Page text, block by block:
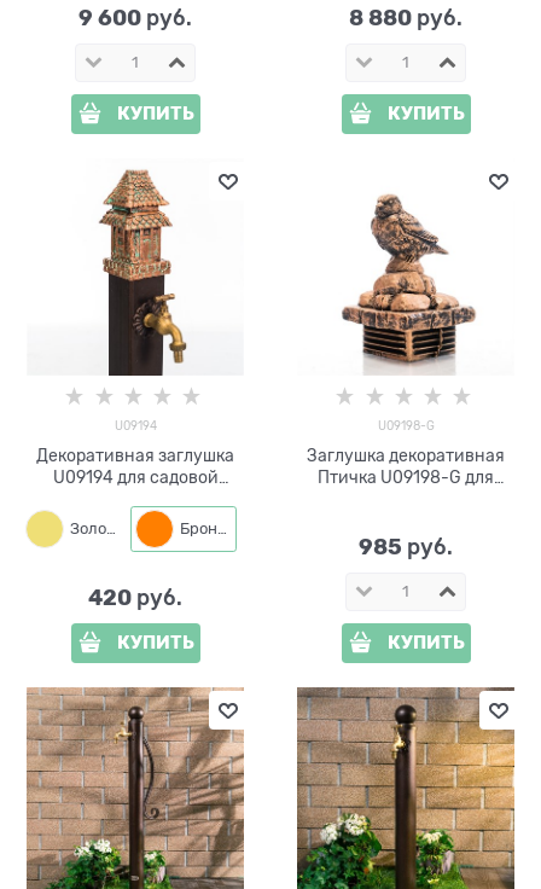
9 600 руб.
КУПИТЬ
8 880 руб.
КУПИТЬ
U09194
Декоративная заглушка
U09194 для садовой
Золото Бронза
420 руб.
КУПИТЬ
U09198-G
Заглушка декоративная
Птичка U09198-G для
985 руб.
КУПИТЬ